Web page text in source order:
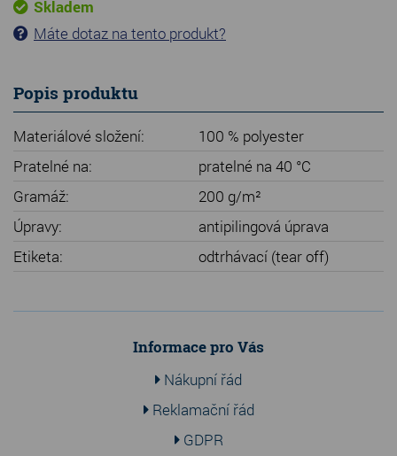
Skladem
Máte dotaz na tento produkt?
Popis produktu
Materiálové složení:
100 % polyester
Pratelné na:
pratelné na 40 °C
Gramáž:
200 g/m²
Úpravy:
antipilingová úprava
Etiketa:
odtrhávací (tear off)
Informace pro Vás
Nákupní řád
Reklamační řád
GDPR